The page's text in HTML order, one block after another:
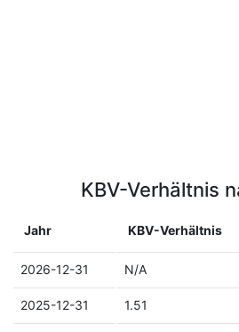
KBV-Verhältnis
Jahr KBV-Verhältnis
2026-12-31 N/A
2025-12-31 1.51